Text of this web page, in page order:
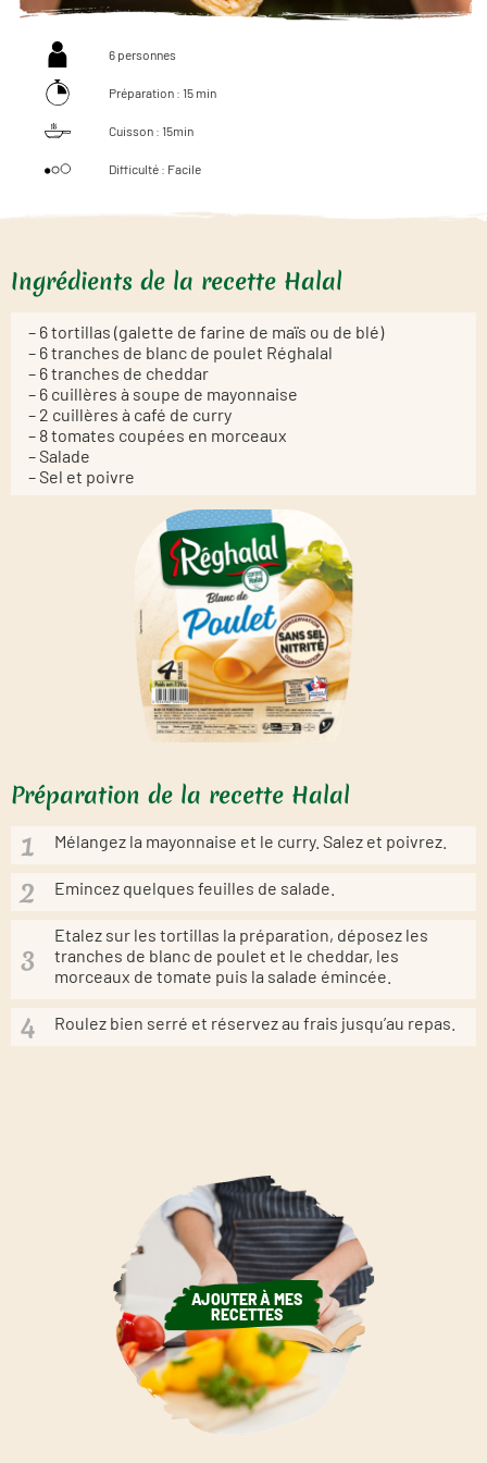
6 personnes
Préparation : 15 min
Cuisson : 15min
Difficulté : Facile
Ingrédients de la recette Halal
– 6 tortillas (galette de farine de maïs ou de blé)
– 6 tranches de blanc de poulet Réghalal
– 6 tranches de cheddar
– 6 cuillères à soupe de mayonnaise
– 2 cuillères à café de curry
– 8 tomates coupées en morceaux
– Salade
– Sel et poivre
Préparation de la recette Halal
Mélangez la mayonnaise et le curry. Salez et poivrez.
Emincez quelques feuilles de salade.
Etalez sur les tortillas la préparation, déposez les
tranches de blanc de poulet et le cheddar, les
morceaux de tomate puis la salade émincée.
Roulez bien serré et réservez au frais jusqu’au repas.
AJOUTER À MES
RECETTES